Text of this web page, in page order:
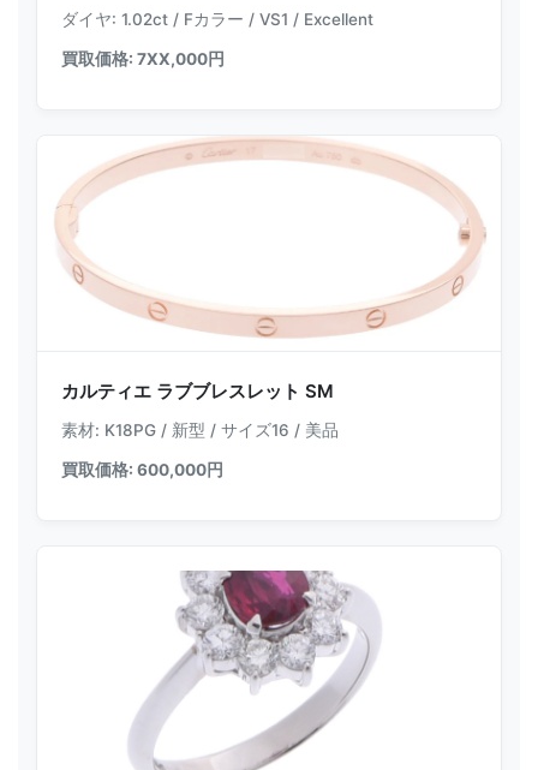
ダイヤ: 1.02ct / Fカラー / VS1 / Excellent
買取価格: 7XX,000円
カルティエ ラブブレスレット SM
素材: K18PG / 新型 / サイズ16 / 美品
買取価格: 600,000円